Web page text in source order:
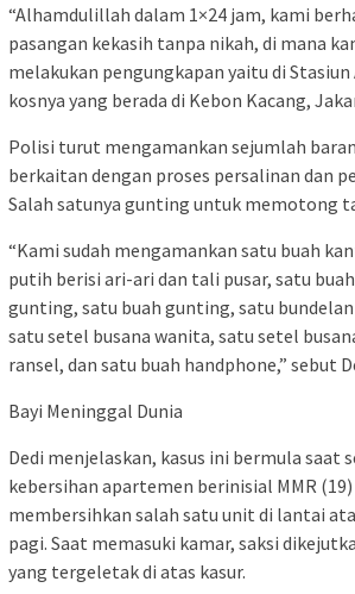
“Alhamdulillah dalam 1×24 jam, kami
pasangan kekasih tanpa nikah, di mana
melakukan pengungkapan yaitu di
kosnya yang berada di Kebon Kacang,
Polisi turut mengamankan sejumlah
berkaitan dengan proses persalinan dan
Salah satunya gunting untuk memotong
“Kami sudah mengamankan satu buah
putih berisi ari-ari dan tali pusar, satu
gunting, satu buah gunting, satu
satu setel busana wanita, satu setel
ransel, dan satu buah handphone,” sebut
Bayi Meninggal Dunia
Dedi menjelaskan, kasus ini bermula saat
kebersihan apartemen berinisial MMR
membersihkan salah satu unit di lantai
pagi. Saat memasuki kamar, saksi
yang tergeletak di atas kasur.